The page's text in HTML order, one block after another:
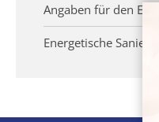
Angaben für den
Energetische